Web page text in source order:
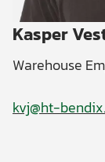
Kasper
Warehouse
kvj@ht-